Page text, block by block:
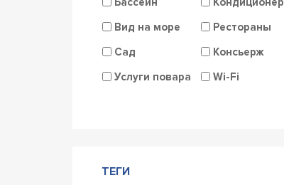
Вид на море
Сад
Услуги повара
Рестораны
Консьерж
Wi-Fi
ТЕГИ